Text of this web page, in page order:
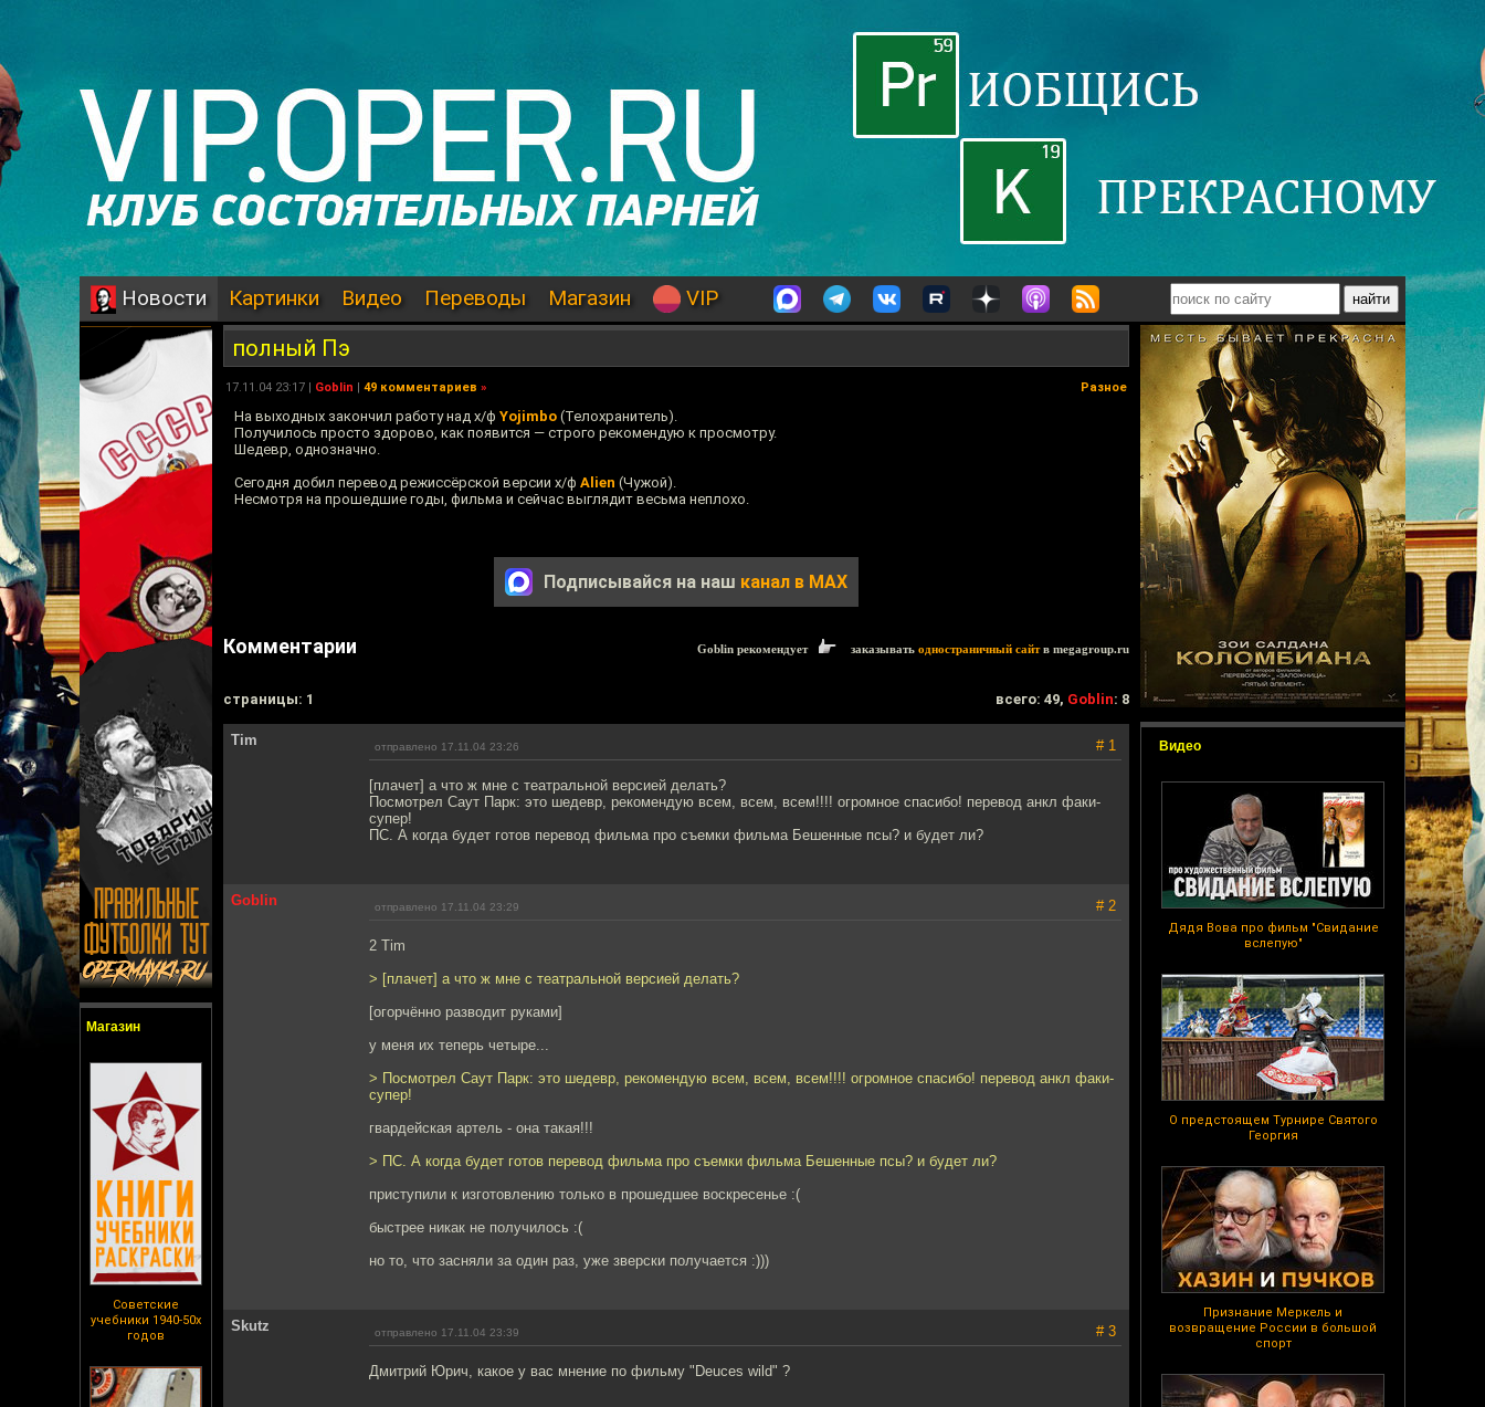
Новости Картинки Видео Переводы Магазин VIP
Магазин
Советские
учебники 1940-50х
годов
Видео
Дядя Вова про фильм "Свидание
вслепую"
О предстоящем Турнире Святого
Георгия
Признание Меркель и
возвращение России в большой
спорт
полный Пэ
17.11.04 23:17 | Goblin | 49 комментариев » Разное
На выходных закончил работу над х/ф Yojimbo (Телохранитель).
Получилось просто здорово, как появится — строго рекомендую к просмотру.
Шедевр, однозначно.
Сегодня добил перевод режиссёрской версии х/ф Alien (Чужой).
Несмотря на прошедшие годы, фильма и сейчас выглядит весьма неплохо.
Подписывайся на наш канал в MAX
Комментарии Goblin рекомендует заказывать одностраничный сайтв megagroup.ru
cтраницы: 1 всего: 49, Goblin: 8
Tim отправлено 17.11.04 23:26 # 1
[плачет] а что ж мне с театральной версией делать?
Посмотрел Саут Парк: это шедевр, рекомендую всем, всем, всем!!!! огромное спасибо! перевод анкл факи-
супер!
ПС. А когда будет готов перевод фильма про съемки фильма Бешенные псы? и будет ли?
Goblin отправлено 17.11.04 23:29 # 2
2 Tim
> [плачет] а что ж мне с театральной версией делать?
[огорчённо разводит руками]
у меня их теперь четыре...
> Посмотрел Саут Парк: это шедевр, рекомендую всем, всем, всем!!!! огромное спасибо! перевод анкл факи-
супер!
гвардейская артель - она такая!!!
> ПС. А когда будет готов перевод фильма про съемки фильма Бешенные псы? и будет ли?
приступили к изготовлению только в прошедшее воскресенье :(
быстрее никак не получилось :(
но то, что засняли за один раз, уже зверски получается :)))
Skutz отправлено 17.11.04 23:39 # 3
Дмитрий Юрич, какое у вас мнение по фильму "Deuces wild" ?